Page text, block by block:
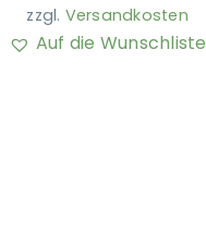
zzgl. Versandkosten
Auf die Wunschliste